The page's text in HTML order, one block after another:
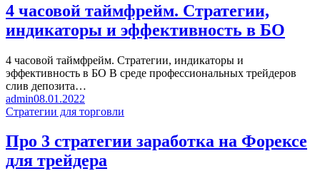
4 часовой таймфрейм. Стратегии,
индикаторы и эффективность в БО
4 часовой таймфрейм. Стратегии, индикаторы и
эффективность в БО В среде профессиональных трейдеров
слив депозита…
admin08.01.2022
Стратегии для торговли
Про 3 стратегии заработка на Форексе
для трейдера